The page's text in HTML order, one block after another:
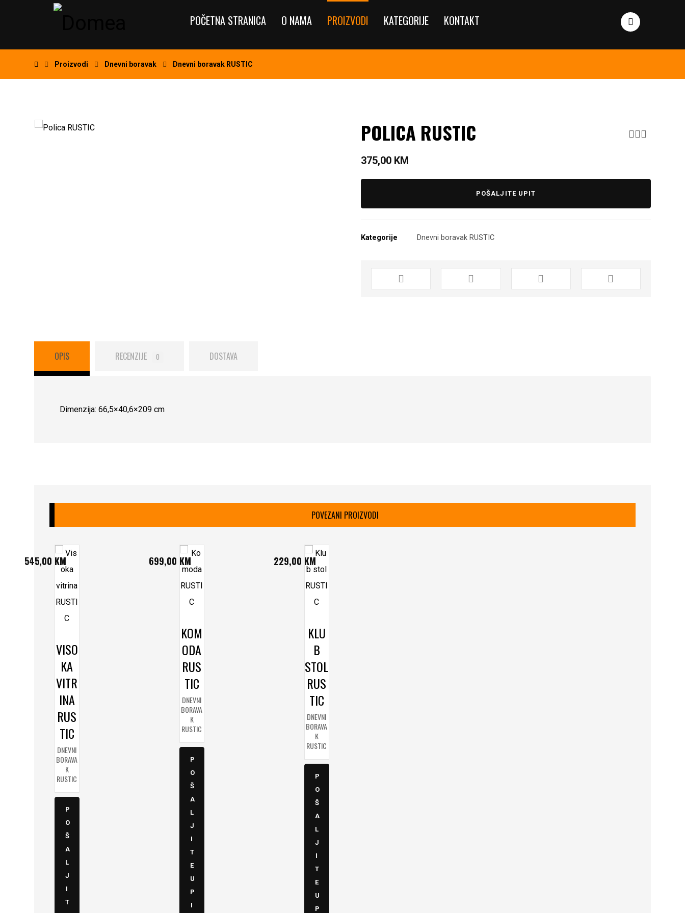
POČETNA STRANICA O NAMA PROIZVODI KATEGORIJE KONTAKT
Proizvodi Dnevni boravak Dnevni boravak RUSTIC
POLICA RUSTIC
375,00 KM
POŠALJITE UPIT
Kategorije Dnevni boravak RUSTIC
OPIS RECENZIJE 0 DOSTAVA
Dimenzija: 66,5×40,6×209 cm
POVEZANI PROIZVODI
VISO
KA
VITR
INA
RUS
TIC
DNEVNI
BORAVA
K
RUSTIC
545,00 KM
P
O
Š
A
L
J
I
T
KOM
ODA
RUS
TIC
DNEVNI
BORAVA
K
RUSTIC
699,00 KM
P
O
Š
A
L
J
I
T
E
U
P
I
KLU
B
STOL
RUS
TIC
DNEVNI
BORAVA
K
RUSTIC
229,00 KM
P
O
Š
A
L
J
I
T
E
U
P